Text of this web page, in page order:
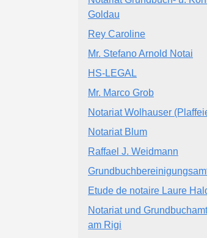
Goldau
Rey Caroline
Mr. Stefano Arnold Notai
HS-LEGAL
Mr. Marco Grob
Notariat Wolhauser
Notariat Blum
Raffael J. Weidmann
Etude de notaire Laure
Notariat und
am Rigi